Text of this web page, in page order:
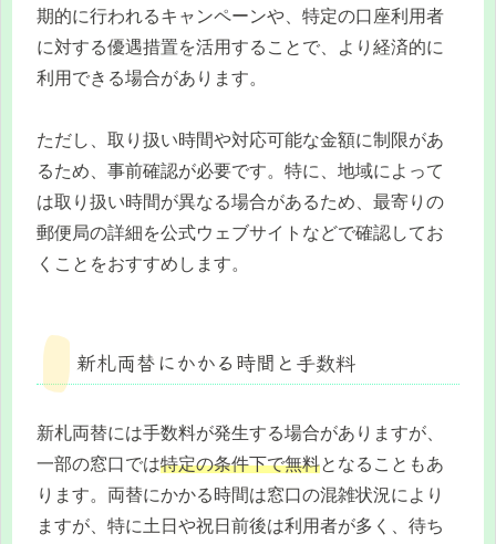
期的に行われるキャンペーンや、特定の口座利用者
に対する優遇措置を活用することで、より経済的に
利用できる場合があります。
ただし、取り扱い時間や対応可能な金額に制限があ
るため、事前確認が必要です。特に、地域によって
は取り扱い時間が異なる場合があるため、最寄りの
郵便局の詳細を公式ウェブサイトなどで確認してお
くことをおすすめします。
新札両替にかかる時間と手数料
新札両替には手数料が発生する場合がありますが、
一部の窓口では特定の条件下で無料となることもあ
ります。両替にかかる時間は窓口の混雑状況により
ますが、特に土日や祝日前後は利用者が多く、待ち